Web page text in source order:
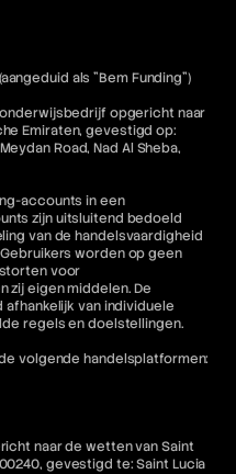
als "Bem Funding")
opgericht naar
Emiraten, gevestigd op:
Road, Nad Al Sheba,
accounts in een
zijn uitsluitend bedoeld
van de handelsvaardigheid
worden op geen
voor
zij eigen middelen. De
van individuele
regels en doelstellingen.
volgende handelsplatformen:
naar de wetten van Saint
gevestigd te: Saint Lucia